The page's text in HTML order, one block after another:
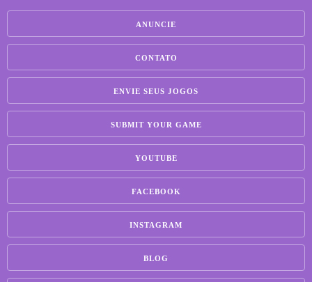
ANUNCIE
CONTATO
ENVIE SEUS JOGOS
SUBMIT YOUR GAME
YOUTUBE
FACEBOOK
INSTAGRAM
BLOG